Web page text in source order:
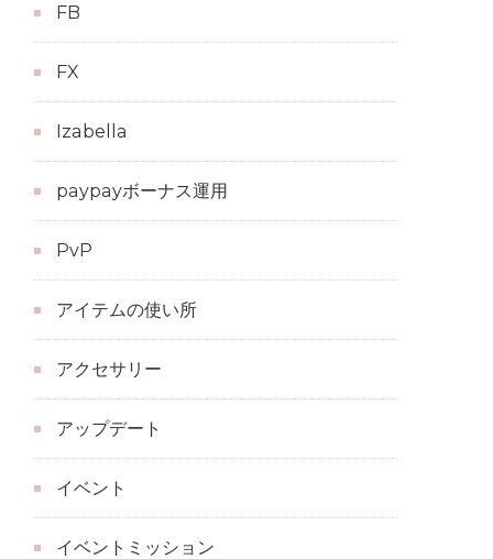
FB
FX
Izabella
paypayボーナス運用
PvP
アイテムの使い所
アクセサリー
アップデート
イベント
イベントミッション